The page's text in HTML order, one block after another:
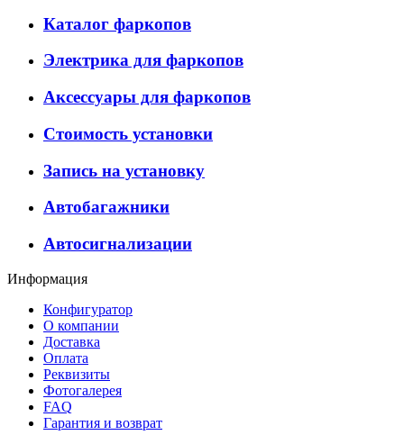
Каталог фаркопов
Электрика для фаркопов
Аксессуары для фаркопов
Стоимость установки
Запись на установку
Автобагажники
Автосигнализации
Информация
Конфигуратор
О компании
Доставка
Оплата
Реквизиты
Фотогалерея
FAQ
Гарантия и возврат